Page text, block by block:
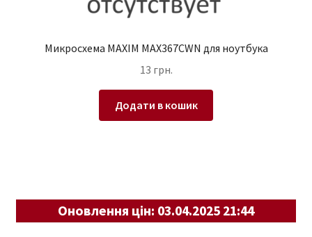
Микросхема MAXIM MAX367CWN для ноутбука
13 грн.
Додати в кошик
Оновлення цін: 03.04.2025 21:44